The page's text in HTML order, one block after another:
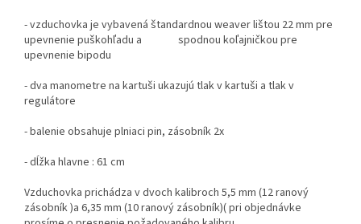
- vzduchovka je vybavená štandardnou weaver lištou 22 mm pre
upevnenie puškohľadu a spodnou koľajničkou pre
upevnenie bipodu
- dva manometre na kartuši ukazujú tlak v kartuši a tlak v
regulátore
- balenie obsahuje plniaci pin, zásobník 2x
- dĺžka hlavne : 61 cm
Vzduchovka prichádza v dvoch kalibroch 5,5 mm (12 ranový
zásobník )a 6,35 mm (10 ranový zásobník)( pri objednávke